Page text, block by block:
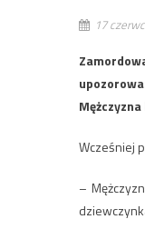
17
Wcześniej
–